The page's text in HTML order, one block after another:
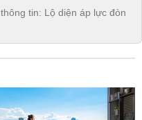
tin: Lộ diện áp lực đòn